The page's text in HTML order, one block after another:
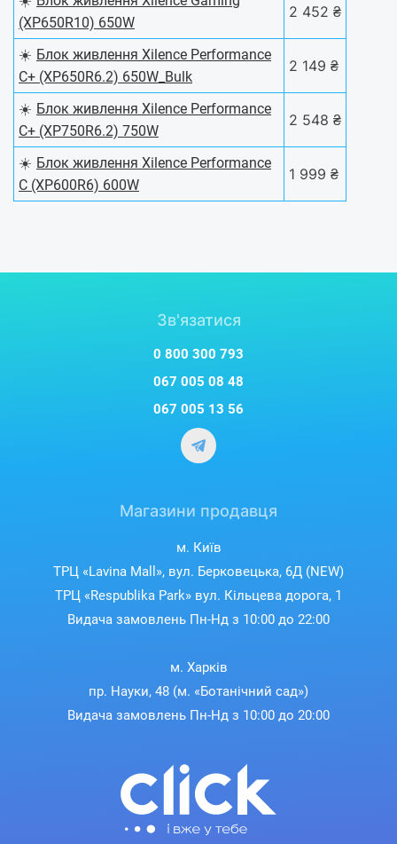
(XP650R10) 650W
2 452 ₴
☀️ Блок живлення Xilence Performance
C+ (XP650R6.2) 650W_Bulk
2 149 ₴
☀️ Блок живлення Xilence Performance
C+ (XP750R6.2) 750W
2 548 ₴
☀️ Блок живлення Xilence Performance
C (XP600R6) 600W
1 999 ₴
Зв'язатися
0 800 300 793
067 005 08 48
067 005 13 56
Магазини продавця
м. Київ
ТРЦ «Lavina Mall», вул. Берковецька, 6Д (NEW)
ТРЦ «Respublika Park» вул. Кільцева дорога, 1
Видача замовлень Пн-Нд з 10:00 до 22:00
м. Харків
пр. Науки, 48 (м. «Ботанічний сад»)
Видача замовлень Пн-Нд з 10:00 до 20:00